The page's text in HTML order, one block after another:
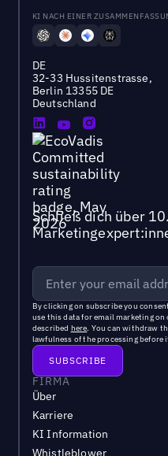
KI NACH EINER
DE
32-33 Hussitenstrasse,
Berlin 13355 DE
Deutschland
Schließ dich über
By clicking on subscribe you
use this data for email marketing
described here. You can withdraw
lawfulness of the processing before
FIRMA
Über
Karriere
KI Information
Whistleblower